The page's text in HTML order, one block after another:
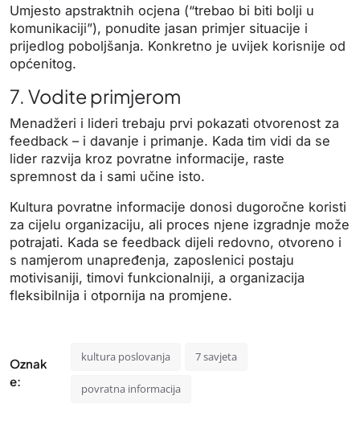
Umjesto apstraktnih ocjena (“trebao bi biti bolji u
komunikaciji”), ponudite jasan primjer situacije i
prijedlog poboljšanja. Konkretno je uvijek korisnije od
općenitog.
7. Vodite primjerom
Menadžeri i lideri trebaju prvi pokazati otvorenost za
feedback – i davanje i primanje. Kada tim vidi da se
lider razvija kroz povratne informacije, raste
spremnost da i sami učine isto.
Kultura povratne informacije donosi dugoročne koristi
za cijelu organizaciju, ali proces njene izgradnje može
potrajati. Kada se feedback dijeli redovno, otvoreno i
s namjerom unapređenja, zaposlenici postaju
motivisaniji, timovi funkcionalniji, a organizacija
fleksibilnija i otpornija na promjene.
Oznak
e:
kultura poslovanja 7 savjeta
povratna informacija